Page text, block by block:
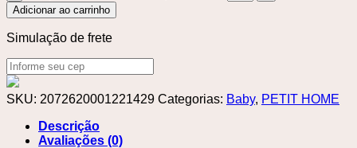
Adicionar ao carrinho
Simulação de frete
SKU: 2072620001221429 Categorias: Baby, PETIT HOME
Descrição
Avaliações (0)